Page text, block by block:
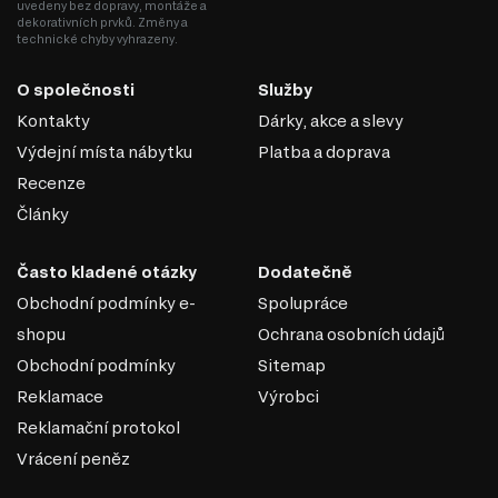
uvedeny bez dopravy, montáže a
dekorativních prvků. Změny a
technické chyby vyhrazeny.
O společnosti
Kontakty
Výdejní místa nábytku
Recenze
Články
Služby
Dárky, akce a slevy
Platba a doprava
Často kladené otázky
Obchodní podmínky e-
shopu
Obchodní podmínky
Reklamace
Reklamační protokol
Vrácení peněz
Dodatečně
Spolupráce
Ochrana osobních údajů
Sitemap
Výrobci